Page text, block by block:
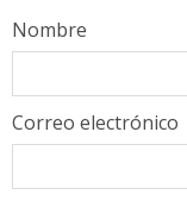
Nombre
Correo electrónico